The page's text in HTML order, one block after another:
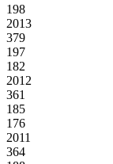
198
2013
379
197
182
2012
361
185
176
2011
364